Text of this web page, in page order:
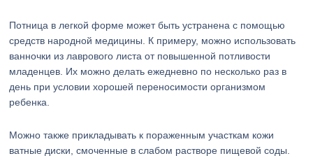
Потница в легкой форме может быть устранена с помощью
средств народной медицины. К примеру, можно использовать
ванночки из лаврового листа от повышенной потливости
младенцев. Их можно делать ежедневно по несколько раз в
день при условии хорошей переносимости организмом
ребенка.
Можно также прикладывать к пораженным участкам кожи
ватные диски, смоченные в слабом растворе пищевой соды.